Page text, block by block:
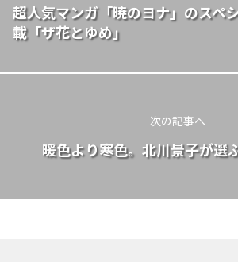
超人気マンガ「暁のヨナ」のスペ
載「ザ花とゆめ」
次の記事へ
暖色より寒色。北川景子が選